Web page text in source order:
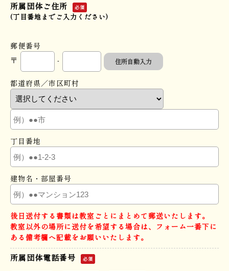
所属団体ご住所 必須
(丁目番地までご入力ください)
郵便番号
〒
- 住所自動入力
都道府県／市区町村
丁目番地
建物名・部屋番号
後日送付する書類は教室ごとにまとめて郵送いたします。
教室以外の場所に送付を希望する場合は、フォーム一番下に
ある備考欄へ記載をお願いいたします。
所属団体電話番号 必須